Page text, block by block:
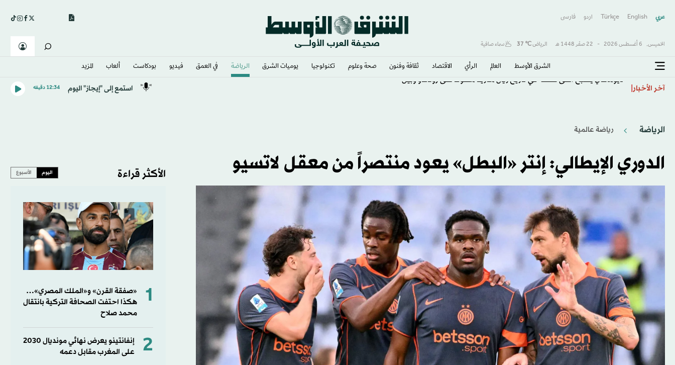
عربي English
Türkçe اردو فارسى
الخميس, 6 أغسطس 2026 - 22 صفَر 1448 هـ الرياض℃
37 سماء صافية
الشرق الأوسط​ العالم الرأي الاقتصاد ثقافة وفنون صحة وعلوم تكنولوجيا يوميات الشرق​ الرياضة في العمق فيديو بودكاست ألعاب المزيد
آخر الأخبار ديوماندي يصبح أغلى صفقة في تاريخ ريال مدريد متفوقاً على رونالدو وبيل استمع إلى "إيجاز" اليوم 12:34 دقيقه
الرياضة رياضة عالمية
الدوري الإيطالي: إنتر «البطل» يعود منتصراً من معقل لاتسيو الأكثر قراءة اليوم الأسبوع
1
«صفقة القرن» و«الملك المصري»…
هكذا احتفت الصحافة التركية بانتقال
محمد صلاح
2
إنفانتينو يعرض نهائي مونديال 2030
على المغرب مقابل دعمه